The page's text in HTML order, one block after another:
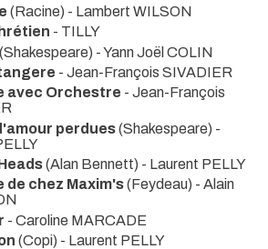
(Racine) - Lambert WILSON
- TILLY
(Shakespeare) - Yann Joël COLIN
- Jean-François SIVADIER
avec Orchestre - Jean-François
perdues(Shakespeare) -
(Alan Bennett) - Laurent PELLY
de chez Maxim's(Feydeau) - Alain
- Caroline MARCADE
(Copi) - Laurent PELLY